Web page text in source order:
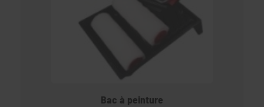
Bac à peinture